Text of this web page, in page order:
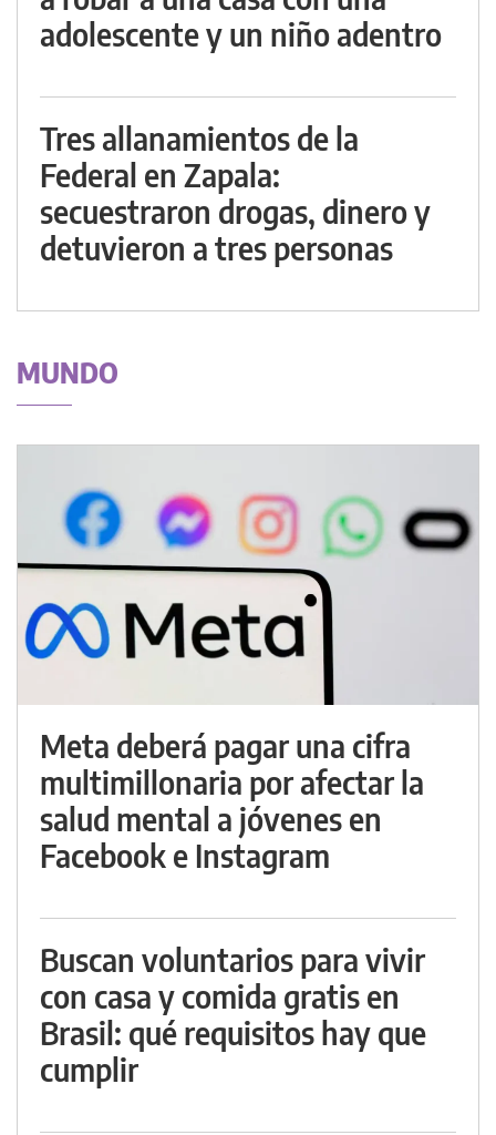
adolescente y un niño adentro
Tres allanamientos de la
Federal en Zapala:
secuestraron drogas, dinero y
detuvieron a tres personas
MUNDO
Meta deberá pagar una cifra
multimillonaria por afectar la
salud mental a jóvenes en
Facebook e Instagram
Buscan voluntarios para vivir
con casa y comida gratis en
Brasil: qué requisitos hay que
cumplir